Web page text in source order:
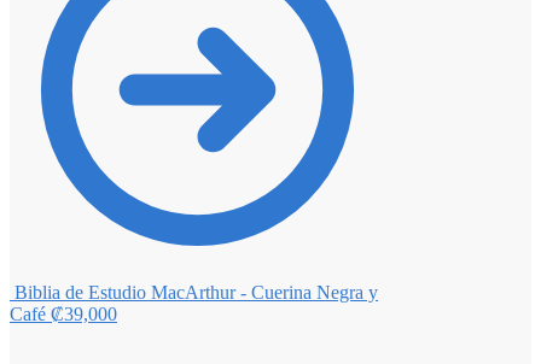
Biblia de Estudio MacArthur - Cuerina Negra y
Café ₡39,000